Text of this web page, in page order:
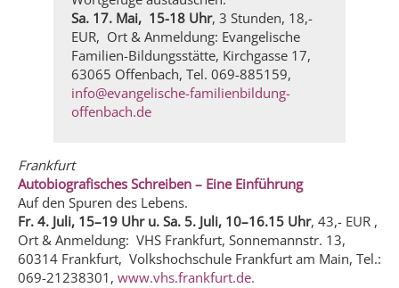
Sa. 17. Mai, 15-18 Uhr, 3 Stunden, 18,-
EUR, Ort & Anmeldung: Evangelische
Familien-Bildungsstätte, Kirchgasse 17,
63065 Offenbach, Tel. 069-885159,
info@evangelische-familienbildung-
offenbach.de
Frankfurt
Autobiografisches Schreiben – Eine Einführung
Auf den Spuren des Lebens.
Fr. 4. Juli, 15–19 Uhr u. Sa. 5. Juli, 10–16.15 Uhr, 43,- EUR ,
Ort & Anmeldung: VHS Frankfurt, Sonnemannstr. 13,
60314 Frankfurt, Volkshochschule Frankfurt am Main, Tel.:
069-21238301, www.vhs.frankfurt.de.